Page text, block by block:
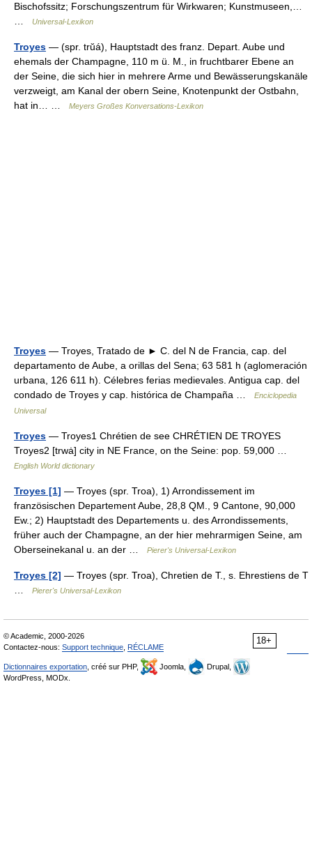
Bischofssitz; Forschungszentrum für Wirkwaren; Kunstmuseen,…
Universal-Lexikon
Troyes — (spr. trŭá), Hauptstadt des franz. Depart. Aube und
ehemals der Champagne, 110 m ü. M., in fruchtbarer Ebene an
der Seine, die sich hier in mehrere Arme und Bewässerungskanäle
verzweigt, am Kanal der obern Seine, Knotenpunkt der Ostbahn,
hat in… …
Meyers Großes Konversations-Lexikon
Troyes — Troyes, Tratado de ► C. del N de Francia, cap. del
departamento de Aube, a orillas del Sena; 63 581 h (aglomeración
urbana, 126 611 h). Célebres ferias medievales. Antigua cap. del
condado de Troyes y cap. histórica de Champaña …
Enciclopedia
Universal
Troyes — Troyes1 Chrétien de see CHRÉTIEN DE TROYES
Troyes2 [trwȧ] city in NE France, on the Seine: pop. 59,000 …
English World dictionary
Troyes [1] — Troyes (spr. Troa), 1) Arrondissement im
französischen Departement Aube, 28,8 QM., 9 Cantone, 90,000
Ew.; 2) Hauptstadt des Departements u. des Arrondissements,
früher auch der Champagne, an der hier mehrarmigen Seine, am
Oberseinekanal u. an der …
Pierer's Universal-Lexikon
Troyes [2] — Troyes (spr. Troa), Chretien de T., s. Ehrestiens de T
Pierer's Universal-Lexikon
18+
© Academic, 2000-2026
Contactez-nous: Support technique RÉCLAME
Dictionnaires exportation , créé sur PHP, Joomla,
Drupal,
WordPress, MODx.